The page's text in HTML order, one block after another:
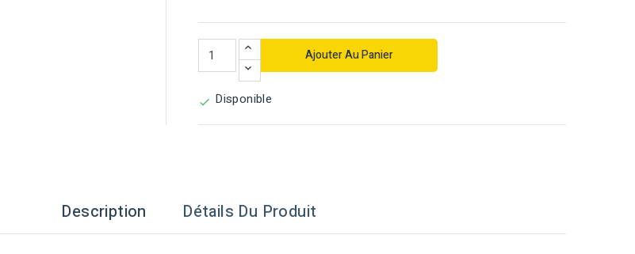
Ajouter Au Panier
 Disponible
Description Détails Du Produit